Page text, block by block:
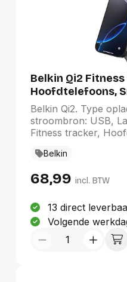
Belkin Qi2
Hoofdtelefoons,
Smartwatch Wit
opladen Snel
Belkin Qi2. Type
stroombron: USB,
Fitness tracker,
Type-C-poorten: 1,
product: Wit
Belkin
68,99 incl. BTW
13 direct
Volgende